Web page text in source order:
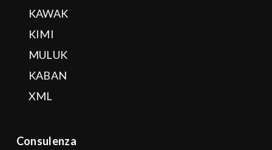
KAWAK
KIMI
MULUK
KABAN
XML
Consulenza